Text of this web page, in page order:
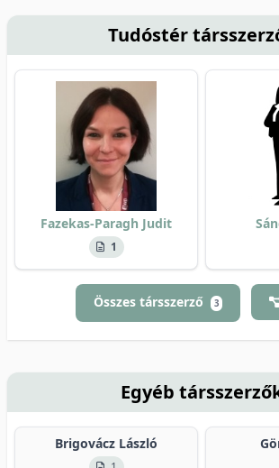
Tudóstér
Fazekas-Paragh Judit
1
Összes társszerző 3
Egyéb
Brigovácz László